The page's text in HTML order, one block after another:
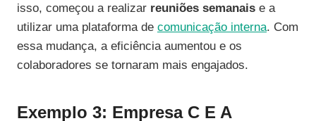
isso, começou a realizar reuniões semanais e a
utilizar uma plataforma de comunicação interna. Com
essa mudança, a eficiência aumentou e os
colaboradores se tornaram mais engajados.
Exemplo 3: Empresa C E A